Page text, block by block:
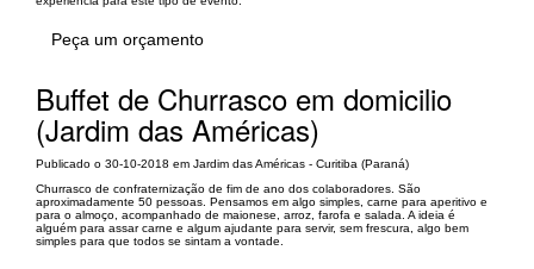
Peça um orçamento
Buffet de Churrasco em domicilio
(Jardim das Américas)
Publicado o 30-10-2018 em Jardim das Américas - Curitiba (Paraná)
Churrasco de confraternização de fim de ano dos colaboradores. São
aproximadamente 50 pessoas. Pensamos em algo simples, carne para aperitivo e
para o almoço, acompanhado de maionese, arroz, farofa e salada. A ideia é
alguém para assar carne e algum ajudante para servir, sem frescura, algo bem
simples para que todos se sintam a vontade.